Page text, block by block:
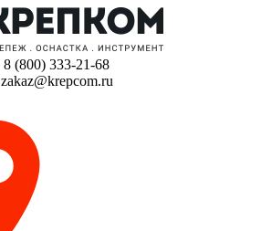
8 (800) 333-21-68
zakaz@krepcom.ru